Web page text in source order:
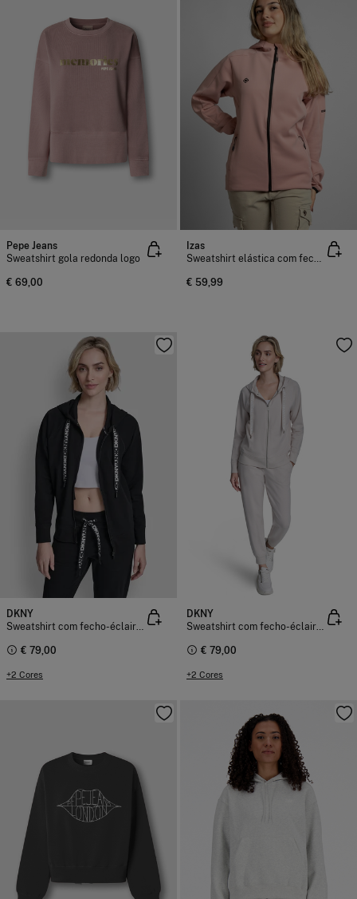
Pepe Jeans
Sweatshirt gola redonda logo
€ 69,00
Izas
€ 59,99
DKNY
€ 79,00
+2 Cores
DKNY
€ 79,00
+2 Cores